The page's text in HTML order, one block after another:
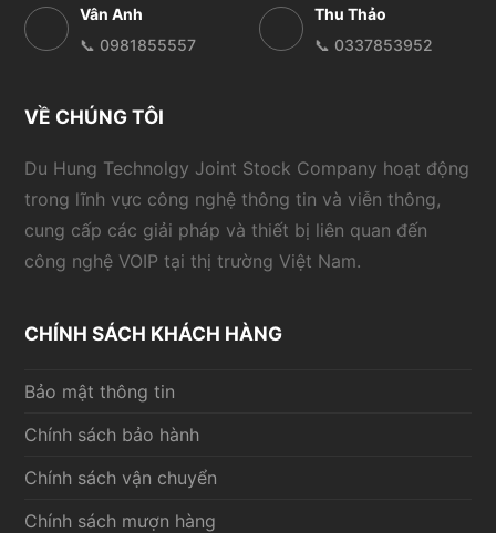
Vân Anh
📞 0981855557
Thu Thảo
📞 0337853952
VỀ CHÚNG TÔI
Du Hung Technolgy Joint Stock Company hoạt động
trong lĩnh vực công nghệ thông tin và viễn thông,
cung cấp các giải pháp và thiết bị liên quan đến
công nghệ VOIP tại thị trường Việt Nam.
CHÍNH SÁCH KHÁCH HÀNG
Bảo mật thông tin
Chính sách bảo hành
Chính sách vận chuyển
Chính sách mượn hàng